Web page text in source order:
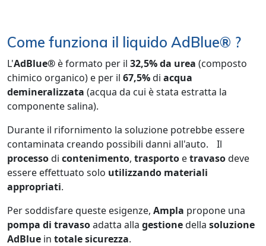
Come funziona il liquido AdBlue® ?
L'AdBlue® è formato per il 32,5% da urea (composto
chimico organico) e per il 67,5%di acqua
demineralizzata (acqua da cui è stata estratta la
componente salina).
Durante il rifornimento la soluzione potrebbe essere
contaminata creando possibili danni all'auto. Il
processodi contenimento, trasporto etravasodeve
essere effettuato solo utilizzando materiali
appropriati.
Per soddisfare queste esigenze, Ampla propone una
pompa di travasoadatta alla gestionedella soluzione
AdBlue in totalesicurezza.